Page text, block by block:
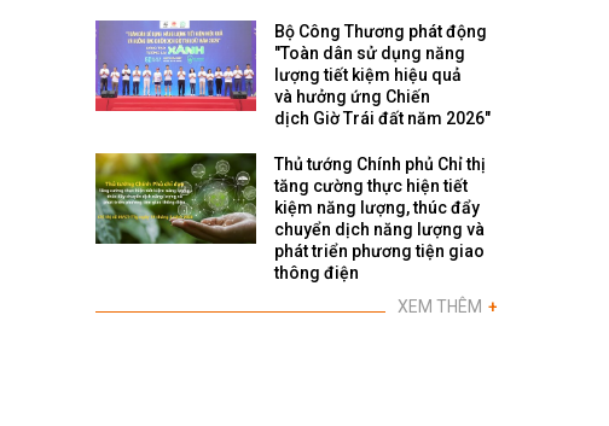
Bộ Công Thương phát động
"Toàn dân sử dụng năng
lượng tiết kiệm hiệu quả
và hưởng ứng Chiến
dịch Giờ Trái đất năm 2026"
Thủ tướng Chính phủ Chỉ thị
tăng cường thực hiện tiết
kiệm năng lượng, thúc đẩy
chuyển dịch năng lượng và
phát triển phương tiện giao
thông điện
XEM THÊM +